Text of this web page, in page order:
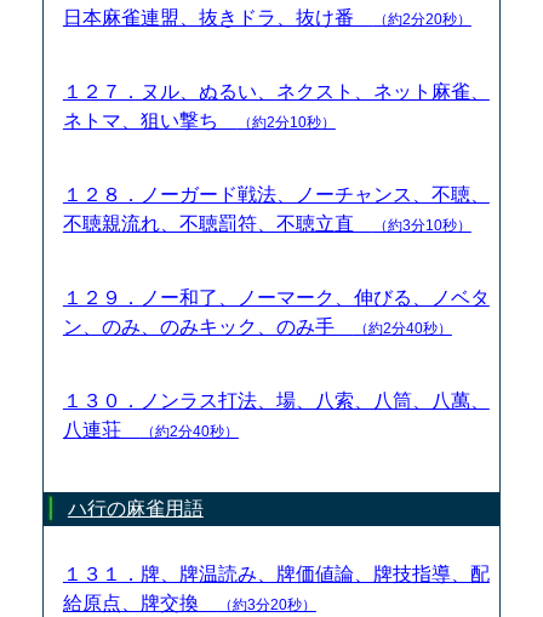
日本麻雀連盟、抜きドラ、抜け番
（約2分20秒）
１２７．ヌル、ぬるい、ネクスト、ネット麻雀、
ネトマ、狙い撃ち
（約2分10秒）
１２８．ノーガード戦法、ノーチャンス、不聴、
不聴親流れ、不聴罰符、不聴立直
（約3分10秒）
１２９．ノー和了、ノーマーク、伸びる、ノベタ
ン、のみ、のみキック、のみ手
（約2分40秒）
１３０．ノンラス打法、場、八索、八筒、八萬、
八連荘
（約2分40秒）
ハ行の麻雀用語
１３１．牌、牌温読み、牌価値論、牌技指導、配
給原点、牌交換
（約3分20秒）